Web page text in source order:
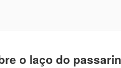
o laço do